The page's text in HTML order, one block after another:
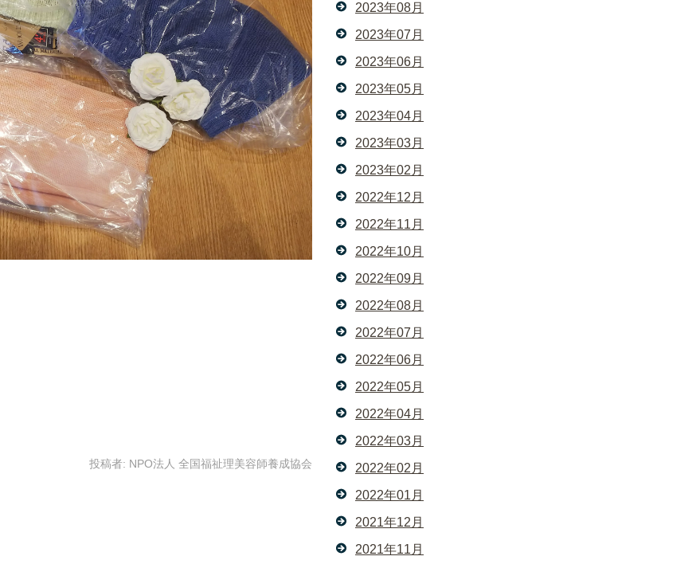
投稿者: NPO法人 全国福祉理美容師養成協会
2023年08月
2023年07月
2023年06月
2023年05月
2023年04月
2023年03月
2023年02月
2022年12月
2022年11月
2022年10月
2022年09月
2022年08月
2022年07月
2022年06月
2022年05月
2022年04月
2022年03月
2022年02月
2022年01月
2021年12月
2021年11月